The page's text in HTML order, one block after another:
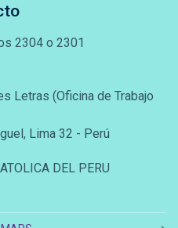
2304 o 2301
Letras (Oficina de Trabajo
Lima 32 - Perú
DEL PERU